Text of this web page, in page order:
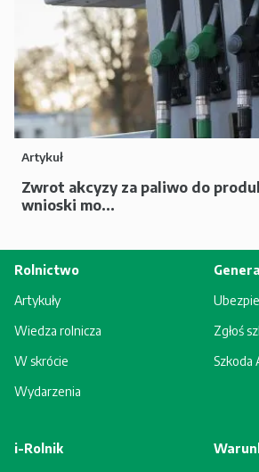
Artykuł
Zwrot akcyzy za paliwo do
wnioski mo...
Rolnictwo
Artykuły
Wiedza rolnicza
W skrócie
Wydarzenia
Zgłoś
Szkoda
i-Rolnik